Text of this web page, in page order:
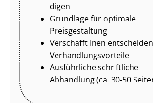
di­gen
Grundlage für optimale
Preisgestaltung
Verschafft Inen
Ver­hand­lungs­vor­tei­le
Ausführliche schriftliche
Abhandlung (ca. 30-50